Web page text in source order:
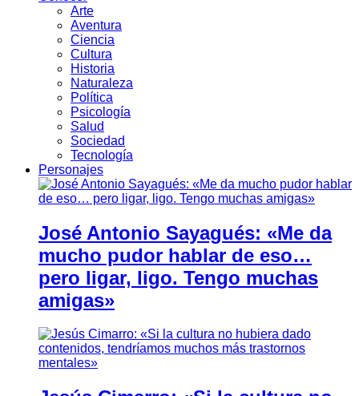
Arte
Aventura
Ciencia
Cultura
Historia
Naturaleza
Política
Psicología
Salud
Sociedad
Tecnología
Personajes
José Antonio Sayagués: «Me da
mucho pudor hablar de eso…
pero ligar, ligo. Tengo muchas
amigas»